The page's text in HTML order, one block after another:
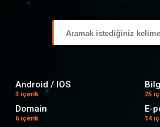
Android / IOS
3 içerik 25
Domain
6 içerik
E-
14